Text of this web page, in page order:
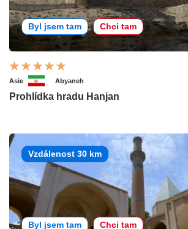
Byl jsem tam Chci tam
Asie Abyaneh
Prohlídka hradu Hanjan
Vzdálenost 30 km
Byl jsem tam Chci tam